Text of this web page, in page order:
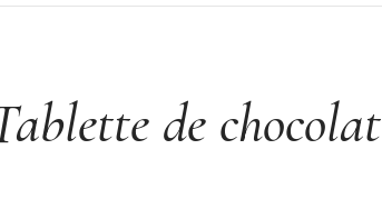
de chocolat